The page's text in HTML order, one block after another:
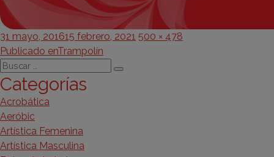
Publicado
el
31 mayo, 201615 febrero, 2021 Tamaño
500 × 478
Navegación
de
entradas
Publicado enTrampolín
Buscar
por:
Buscar
Categorías
Acrobática
Aeróbic
Artística Femenina
Artística Masculina